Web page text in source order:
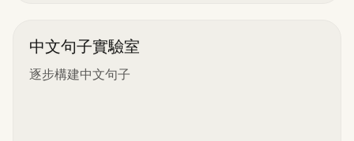
中文句子實驗室
逐步構建中文句子